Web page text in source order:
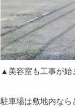
▲美容室も工事が始
駐車場は敷地内な